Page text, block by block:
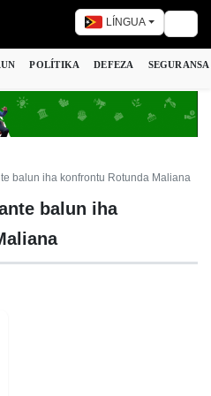
LÍNGUA
POLÍTIKA DEFEZA SEGURANSA
balun iha konfrontu Rotunda Maliana
balun iha